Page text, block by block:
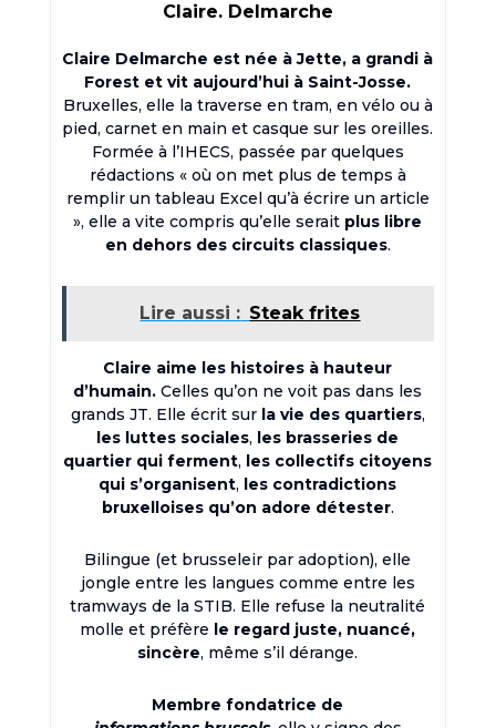
Claire. Delmarche
Claire Delmarche est née à Jette, a grandi à
Forest et vit aujourd’hui à Saint-Josse.
Bruxelles, elle la traverse en tram, en vélo ou à
pied, carnet en main et casque sur les oreilles.
Formée à l’IHECS, passée par quelques
rédactions « où on met plus de temps à
remplir un tableau Excel qu’à écrire un article
», elle a vite compris qu’elle serait plus libre
en dehors des circuits classiques.
Lire aussi : Steak frites
Claire aime les histoires à hauteur
d’humain. Celles qu’on ne voit pas dans les
grands JT. Elle écrit sur la vie des quartiers,
les luttes sociales, les brasseries de
quartier qui ferment, les collectifs citoyens
qui s’organisent, les contradictions
bruxelloises qu’on adore détester.
Bilingue (et brusseleir par adoption), elle
jongle entre les langues comme entre les
tramways de la STIB. Elle refuse la neutralité
molle et préfère le regard juste, nuancé,
sincère, même s’il dérange.
Membre fondatrice de